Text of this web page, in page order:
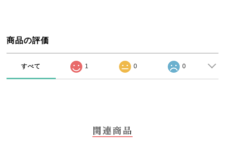
商品の評価
すべて 1 0 0
関連商品